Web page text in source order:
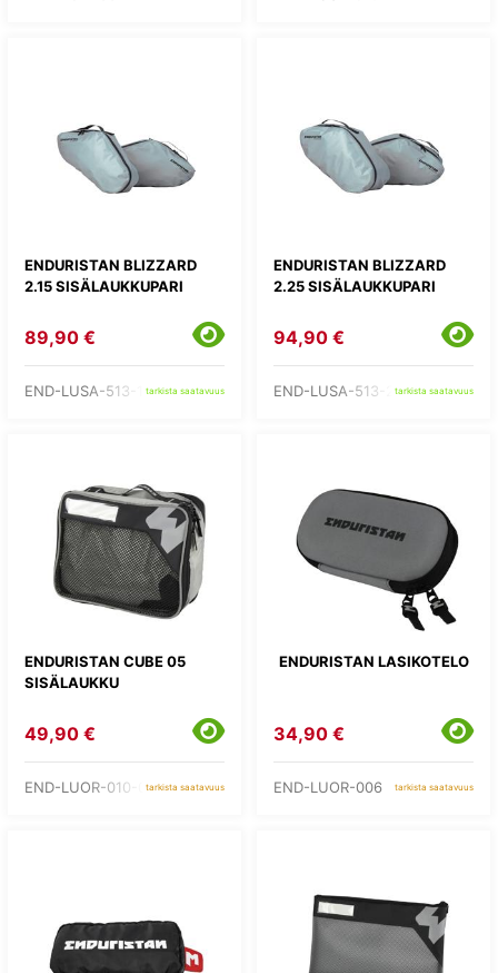
ENDURISTAN BLIZZARD
2.15 SISÄLAUKKUPARI
89,90 €
END-LUSA-513-15tarkista saatavuus
ENDURISTAN BLIZZARD
2.25 SISÄLAUKKUPARI
94,90 €
END-LUSA-513-25tarkista saatavuus
ENDURISTAN CUBE 05
SISÄLAUKKU
49,90 €
END-LUOR-010-05tarkista saatavuus
ENDURISTAN LASIKOTELO
34,90 €
END-LUOR-006 tarkista saatavuus